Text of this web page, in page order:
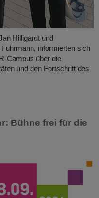
Hilligardt und
informierten sich
Campus über die
und den Fortschritt des
Bühne frei für die